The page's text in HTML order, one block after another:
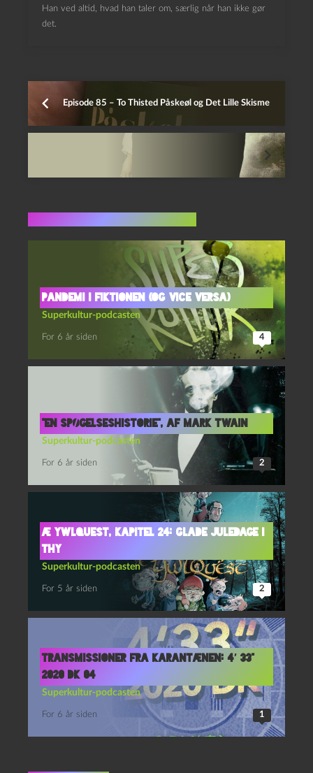
Han ved altid, hvad han taler om, særlig når han ikke gør
det.
Episode 85 – To Thisted Påskeøl og Det Lille Skisme
Pandemi i fiktionen (og vice versa)
Superkultur-podcasten
For 6 år siden 4
“En spøgelseshistorie”, af Mark Twain
Superkultur-podcasten
For 6 år siden 2
Æ YwlQuest, kapitel 24: Glade juledage i
Thy
Superkultur-podcasten
For 5 år siden 2
Transmissioner fra Karantænen: 4′ 33”
2020 DK 04
Superkultur-podcasten
For 6 år siden 1